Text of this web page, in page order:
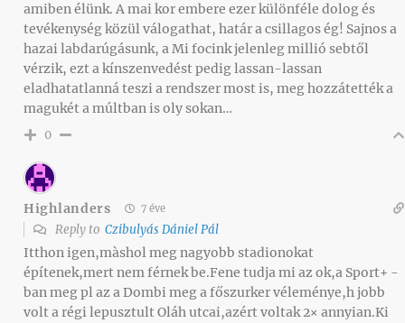
amiben élünk. A mai kor embere ezer különféle dolog és
tevékenység közül válogathat, határ a csillagos ég! Sajnos a
hazai labdarúgásunk, a Mi focink jelenleg millió sebtől
vérzik, ezt a kínszenvedést pedig lassan-lassan
eladhatatlanná teszi a rendszer most is, meg hozzátették a
magukét a múltban is oly sokan…
0
Highlanders 7 éve
Reply to Czibulyás Dániel Pál
Itthon igen,màshol meg nagyobb stadionokat
építenek,mert nem férnek be.Fene tudja mi az ok,a Sport+ -
ban meg pl az a Dombi meg a főszurker véleménye,h jobb
volt a régi lepusztult Oláh utcai,azért voltak 2× annyian.Ki